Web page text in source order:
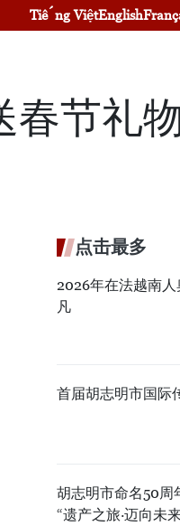
Tiếng ViệtEnglish
春节礼
点击最多
2026年在法越南
凡
首届胡志明市国际
胡志明市命名50周
“遗产之旅·迈向未